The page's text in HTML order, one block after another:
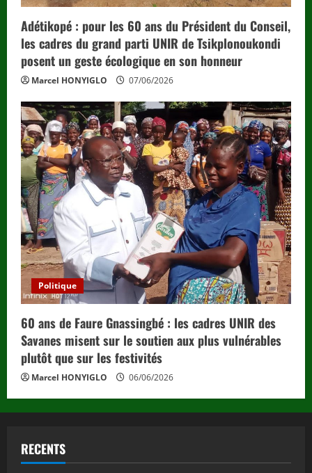
Adétikopé : pour les 60 ans du Président du Conseil,
les cadres du grand parti UNIR de Tsikplonoukondi
posent un geste écologique en son honneur
Marcel HONYIGLO 07/06/2026
Politique
60 ans de Faure Gnassingbé : les cadres UNIR des
Savanes misent sur le soutien aux plus vulnérables
plutôt que sur les festivités
Marcel HONYIGLO 06/06/2026
RECENTS